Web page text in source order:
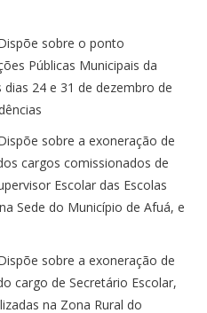
sobre o ponto
Públicas Municipais da
24 e 31 de dezembro de
sobre a exoneração de
cargos comissionados de
Escolar das Escolas
Sede do Município de Afuá, e
sobre a exoneração de
cargo de Secretário Escolar,
na Zona Rural do